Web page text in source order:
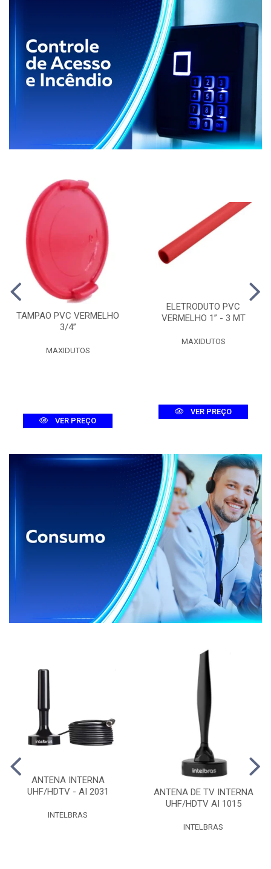
TAMPAO PVC VERMELHO
3/4”
MAXIDUTOS
VER PREÇO
ELETRODUTO PVC
VERMELHO 1” - 3 MT
MAXIDUTOS
VER PREÇO
ANTENA INTERNA
UHF/HDTV - AI 2031
INTELBRAS
ANTENA DE TV INTERNA
UHF/HDTV AI 1015
INTELBRAS